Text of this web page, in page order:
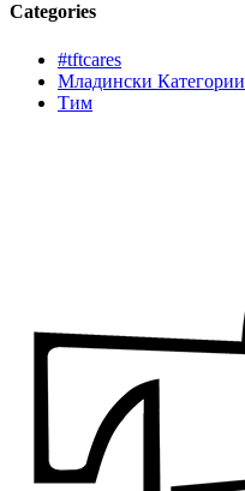
Categories
#tftcares
Младински Категории
Тим